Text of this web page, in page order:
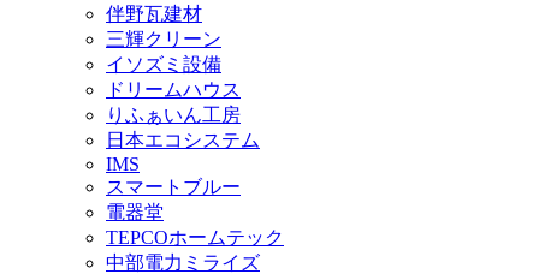
伴野瓦建材
三輝クリーン
イソズミ設備
ドリームハウス
りふぁいん工房
日本エコシステム
IMS
スマートブルー
電器堂
TEPCOホームテック
中部電力ミライズ